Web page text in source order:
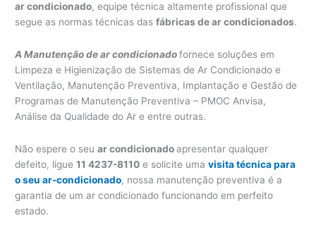
ar condicionado, equipe técnica altamente profissional que
segue as normas técnicas dasfábricas de ar condicionados.
A Manutenção de ar condicionadofornece soluções em
Limpeza e Higienização de Sistemas de Ar Condicionado e
Ventilação, Manutenção Preventiva, Implantação e Gestão de
Programas de Manutenção Preventiva – PMOC Anvisa,
Análise da Qualidade do Ar e entre outras.
Não espere o seuar condicionadoapresentar qualquer
defeito, ligue11 4237-8110 e solicite umavisita técnica para
o seu ar-condicionado, nossa manutenção preventiva é a
garantia de um ar condicionado funcionando em perfeito
estado.